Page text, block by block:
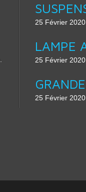
25 Février 2020
25 Février 2020
25 Février 2020